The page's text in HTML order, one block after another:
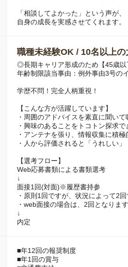
「相談してよかった」という声が、
自身の成長を実感させてくれます。
職種未経験OK / 10名以上の
◎長期キャリア形成のため【45歳以
年齢制限該当事由：例外事由3号の
学歴不問！完全人柄重視！
【こんな方が活躍しています】
・周囲のアドバイスを素直に聞い
・興味のあることをトコトン探求で
・アンテナを張り、情報収集に積極
・人から評価されると「うれしい
【選考フロー】
Web応募書類による書類選考
↓
面接1回(対面)※履歴書持参
・原則1回ですが、状況によって2回
・web面接の場合は、2回となります
↓
内定
■年12回の報奨制度
■年1回の賞与